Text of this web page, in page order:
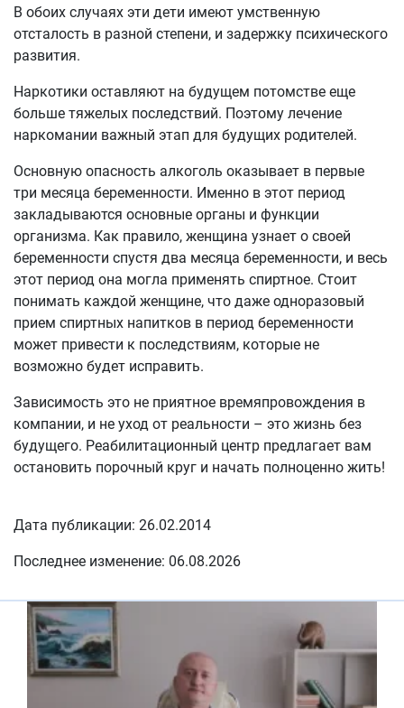
В обоих случаях эти дети имеют умственную
отсталость в разной степени, и задержку психического
развития.
Наркотики оставляют на будущем потомстве еще
больше тяжелых последствий. Поэтому лечение
наркомании важный этап для будущих родителей.
Основную опасность алкоголь оказывает в первые
три месяца беременности. Именно в этот период
закладываются основные органы и функции
организма. Как правило, женщина узнает о своей
беременности спустя два месяца беременности, и весь
этот период она могла применять спиртное. Стоит
понимать каждой женщине, что даже одноразовый
прием спиртных напитков в период беременности
может привести к последствиям, которые не
возможно будет исправить.
Зависимость это не приятное времяпровождения в
компании, и не уход от реальности – это жизнь без
будущего. Реабилитационный центр предлагает вам
остановить порочный круг и начать полноценно жить!
Дата публикации: 26.02.2014
Последнее изменение: 06.08.2026